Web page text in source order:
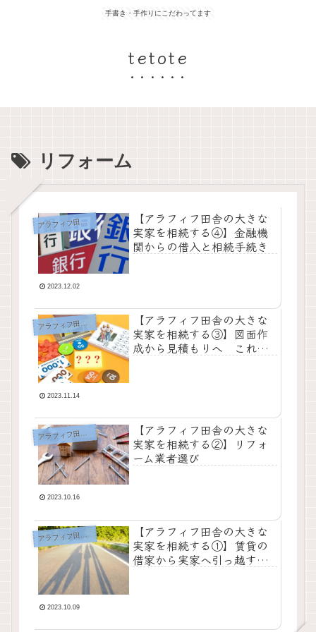
手書き・手作りにこだわってます
tetote
リフォーム
アラフィフ田舎の大きな実家を相続する
【アラフィフ田舎の大きな
実家を相続する④】金融機
関からの借入と相続手続き
2023.12.02
アラフィフ田舎の大きな実家を相続する
【アラフィフ田舎の大きな
実家を相続する③】図面作
成から見積もりへ これが
2023.11.14
ア ラフィフ田舎の大きな実家を相続する
【アラフィフ田舎の大きな
実家を相続する②】リフォ
ーム業者選び
2023.10.16
ア ラフィフ田舎の大きな実家を相続する
【アラフィフ田舎の大きな
実家を相続する①】賃貸の
借家から実家へ引っ越すこ
2023.10.09